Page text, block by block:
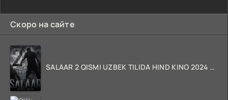
Скоро на сайте
SALAAR 2 QISMI UZBEK TILIDA HIND KINO 2024 TARJIMA 720p HD Skachat